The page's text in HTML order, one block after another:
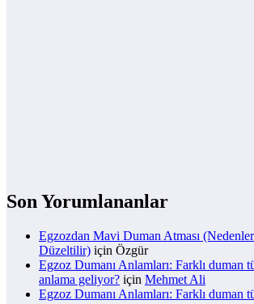
Son Yorumlananlar
Egzozdan Mavi Duman Atması
Düzeltilir) için Özgür
Egzoz Dumanı Anlamları: Farklı duman
anlama geliyor? için Mehmet Ali
Egzoz Dumanı Anlamları: Farklı duman